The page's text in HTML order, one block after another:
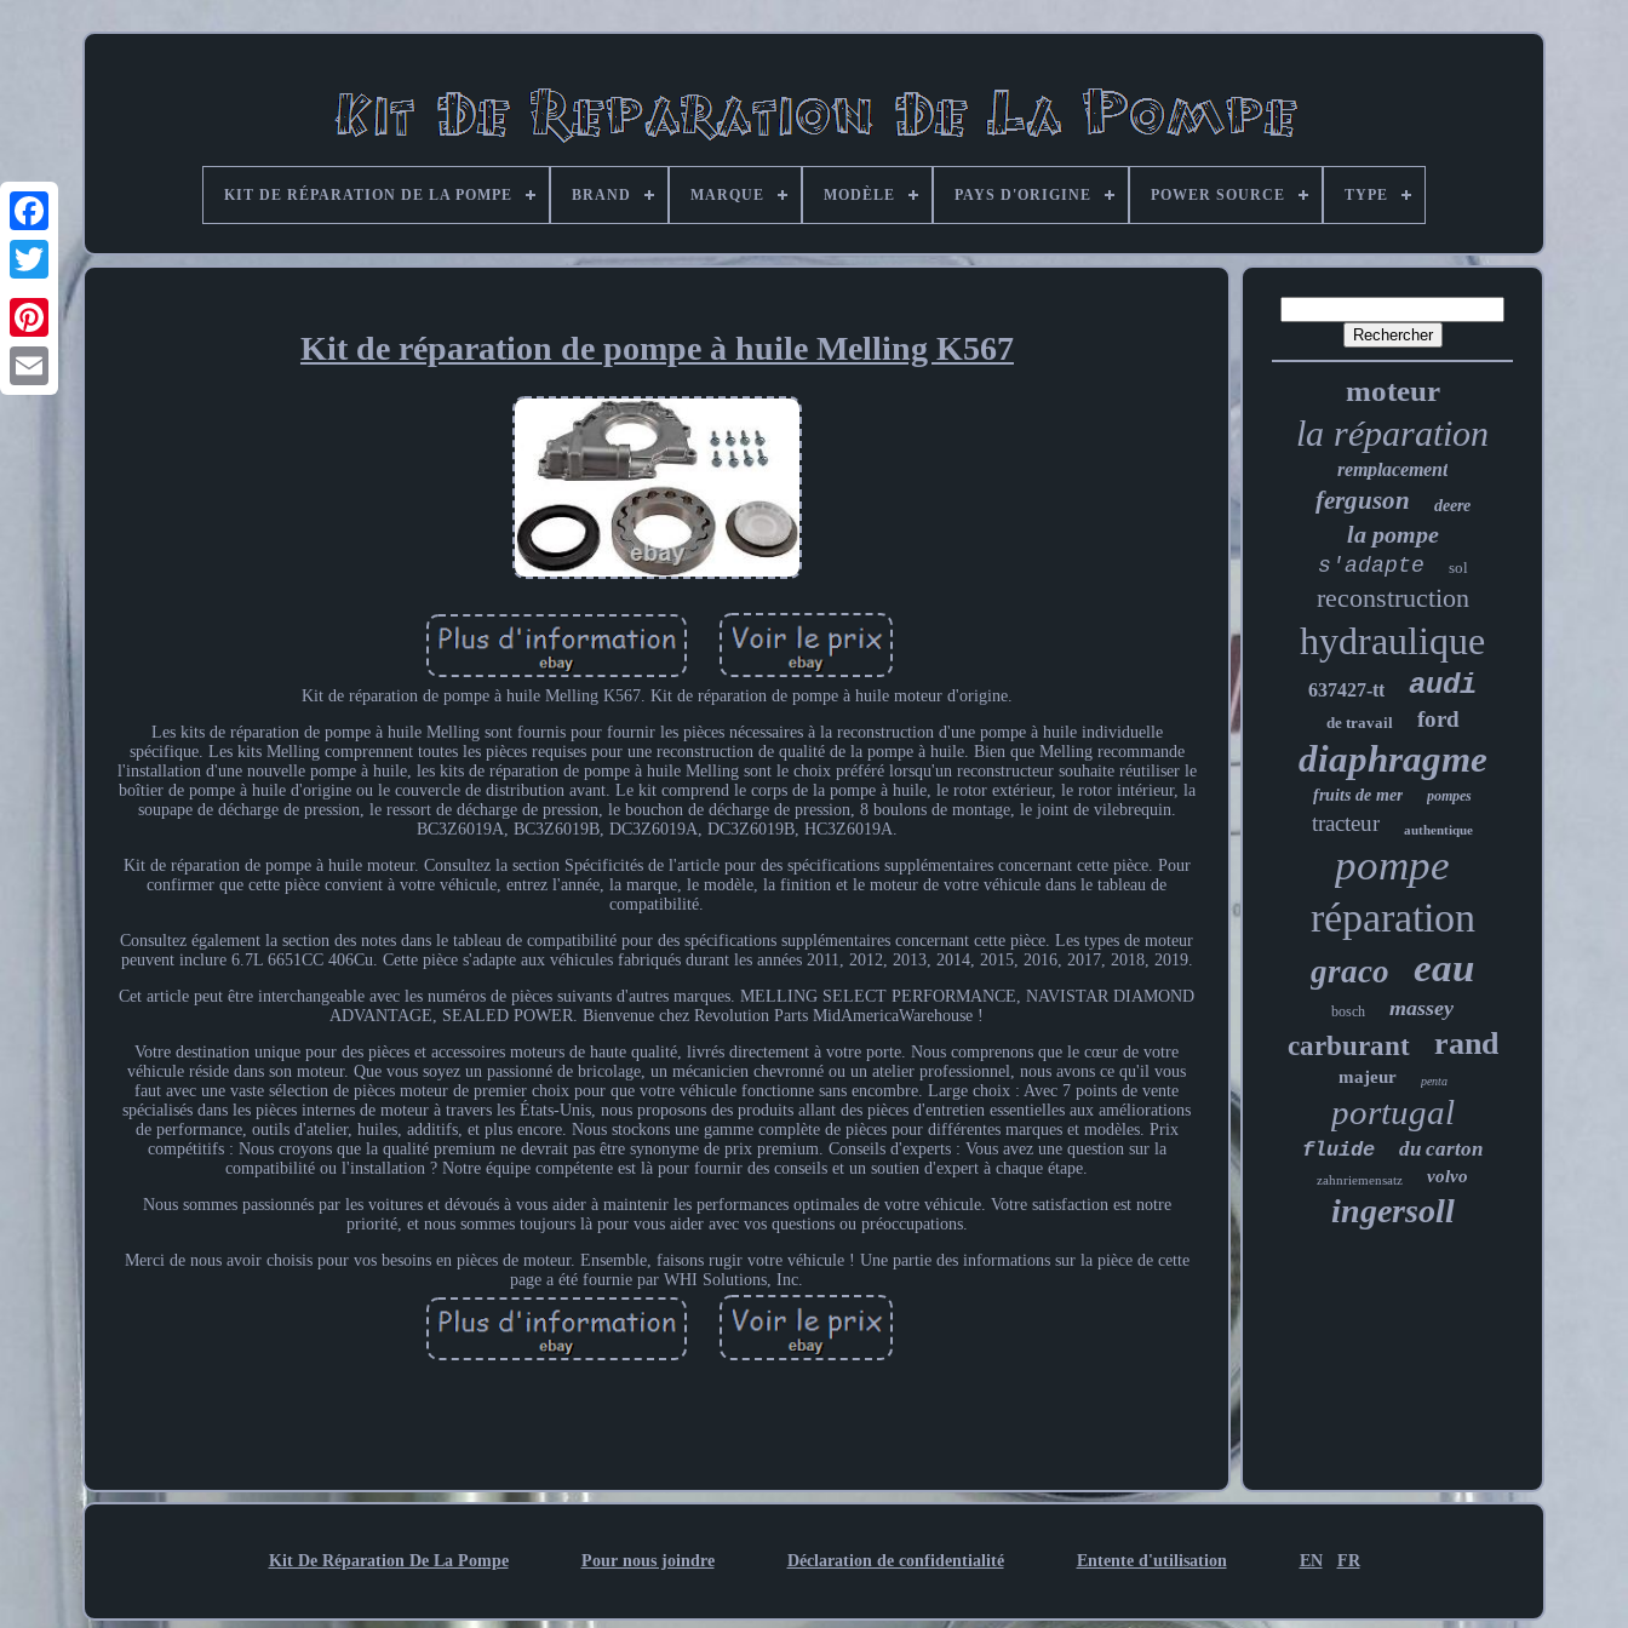
Pinterest
KIT DE RÉPARATION DE LA POMPE BRAND MARQUE MODÈLE PAYS D'ORIGINE POWER SOURCE TYPE
Kit de réparation de pompe à huile Melling K567
Kit de réparation de pompe à huile Melling K567. Kit de réparation de pompe à huile moteur d'origine.
Les kits de réparation de pompe à huile Melling sont fournis pour fournir les pièces nécessaires à la reconstruction d'une pompe à huile individuelle
spécifique. Les kits Melling comprennent toutes les pièces requises pour une reconstruction de qualité de la pompe à huile. Bien que Melling recommande
l'installation d'une nouvelle pompe à huile, les kits de réparation de pompe à huile Melling sont le choix préféré lorsqu'un reconstructeur souhaite réutiliser le
boîtier de pompe à huile d'origine ou le couvercle de distribution avant. Le kit comprend le corps de la pompe à huile, le rotor extérieur, le rotor intérieur, la
soupape de décharge de pression, le ressort de décharge de pression, le bouchon de décharge de pression, 8 boulons de montage, le joint de vilebrequin.
BC3Z6019A, BC3Z6019B, DC3Z6019A, DC3Z6019B, HC3Z6019A.
Kit de réparation de pompe à huile moteur. Consultez la section Spécificités de l'article pour des spécifications supplémentaires concernant cette pièce. Pour
confirmer que cette pièce convient à votre véhicule, entrez l'année, la marque, le modèle, la finition et le moteur de votre véhicule dans le tableau de
compatibilité.
Consultez également la section des notes dans le tableau de compatibilité pour des spécifications supplémentaires concernant cette pièce. Les types de moteur
peuvent inclure 6.7L 6651CC 406Cu. Cette pièce s'adapte aux véhicules fabriqués durant les années 2011, 2012, 2013, 2014, 2015, 2016, 2017, 2018, 2019.
Cet article peut être interchangeable avec les numéros de pièces suivants d'autres marques. MELLING SELECT PERFORMANCE, NAVISTAR DIAMOND
ADVANTAGE, SEALED POWER. Bienvenue chez Revolution Parts MidAmericaWarehouse !
Votre destination unique pour des pièces et accessoires moteurs de haute qualité, livrés directement à votre porte. Nous comprenons que le cœur de votre
véhicule réside dans son moteur. Que vous soyez un passionné de bricolage, un mécanicien chevronné ou un atelier professionnel, nous avons ce qu'il vous
faut avec une vaste sélection de pièces moteur de premier choix pour que votre véhicule fonctionne sans encombre. Large choix : Avec 7 points de vente
spécialisés dans les pièces internes de moteur à travers les États-Unis, nous proposons des produits allant des pièces d'entretien essentielles aux améliorations
de performance, outils d'atelier, huiles, additifs, et plus encore. Nous stockons une gamme complète de pièces pour différentes marques et modèles. Prix
compétitifs : Nous croyons que la qualité premium ne devrait pas être synonyme de prix premium. Conseils d'experts : Vous avez une question sur la
compatibilité ou l'installation ? Notre équipe compétente est là pour fournir des conseils et un soutien d'expert à chaque étape.
Nous sommes passionnés par les voitures et dévoués à vous aider à maintenir les performances optimales de votre véhicule. Votre satisfaction est notre
priorité, et nous sommes toujours là pour vous aider avec vos questions ou préoccupations.
Merci de nous avoir choisis pour vos besoins en pièces de moteur. Ensemble, faisons rugir votre véhicule ! Une partie des informations sur la pièce de cette
page a été fournie par WHI Solutions, Inc.
moteur
la réparation
remplacement
ferguson deere
la pompe
s'adapte sol
reconstruction
hydraulique
637427-tt audi
de travail ford
diaphragme
fruits de mer pompes
tracteur authentique
pompe
réparation
graco eau
bosch massey
carburant rand
majeur penta
portugal
fluide du carton
zahnriemensatz volvo
ingersoll
Kit De Réparation De La Pompe Pour nous joindre Déclaration de confidentialité Entente d'utilisation EN FR